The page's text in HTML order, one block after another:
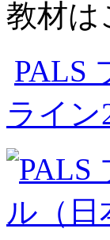
教材は
PALS
ライン